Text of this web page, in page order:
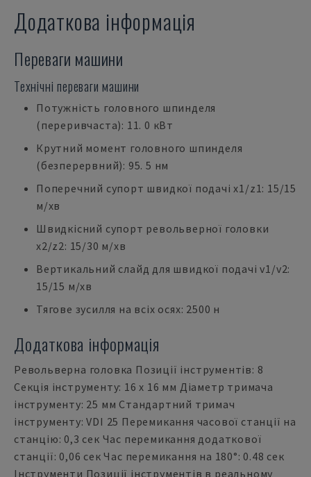
Додаткова інформація
Переваги машини
Технічні переваги машини
Потужність головного шпинделя
(переривчаста): 11. 0 кВт
Крутний момент головного шпинделя
(безперервний): 95. 5 нм
Поперечний супорт швидкої подачі x1/z1: 15/15
м/хв
Швидкісний супорт револьверної головки
x2/z2: 15/30 м/хв
Вертикальний слайд для швидкої подачі v1/v2:
15/15 м/хв
Тягове зусилля на всіх осях: 2500 н
Додаткова інформація
Револьверна головка Позиції інструментів: 8
Секція інструменту: 16 x 16 мм Діаметр тримача
інструменту: 25 мм Стандартний тримач
інструменту: VDI 25 Перемикання часової станції на
станцію: 0,3 сек Час перемикання додаткової
станції: 0,06 сек Час перемикання на 180°: 0.48 сек
Інструменти Позиції інструментів в реальному